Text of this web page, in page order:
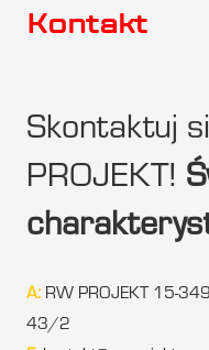
Kontakt
Skontaktuj
PROJEKT!
A: RW PROJEKT 15-
43/2